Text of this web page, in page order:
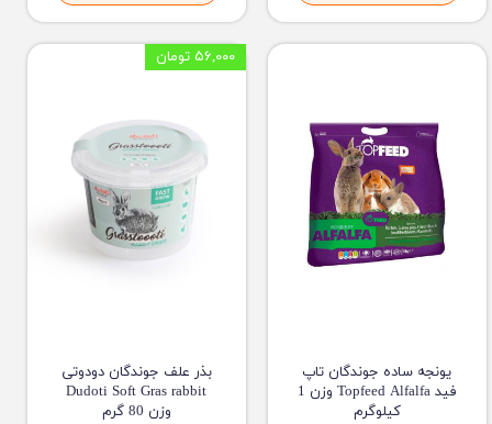
یونجه ساده جوندگان تاپ
فید Topfeed Alfalfa وزن 1
کیلوگرم
بذر علف جوندگان دودوتی
Dudoti Soft Gras rabbit
وزن 80 گرم
۵۶,۰۰۰ تومان